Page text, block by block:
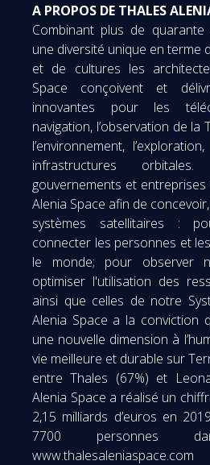
A PROPOS DE THALES
Combinant plus de quarante
une diversité unique en terme
et de cultures les
Space conçoivent et
innovantes pour les
navigation, l’observation de
l’environnement,
infrastructures
gouvernements et
Alenia Space afin de
systèmes satellitaires :
connecter les personnes et
le monde; pour observer
optimiser l'utilisation des
ainsi que celles de notre
Alenia Space a la conviction
une nouvelle dimension à
vie meilleure et durable sur
entre Thales (67%) et
Alenia Space a réalisé un
2,15 milliards d’euros en
7700 personnes
www.thalesaleniaspace.com